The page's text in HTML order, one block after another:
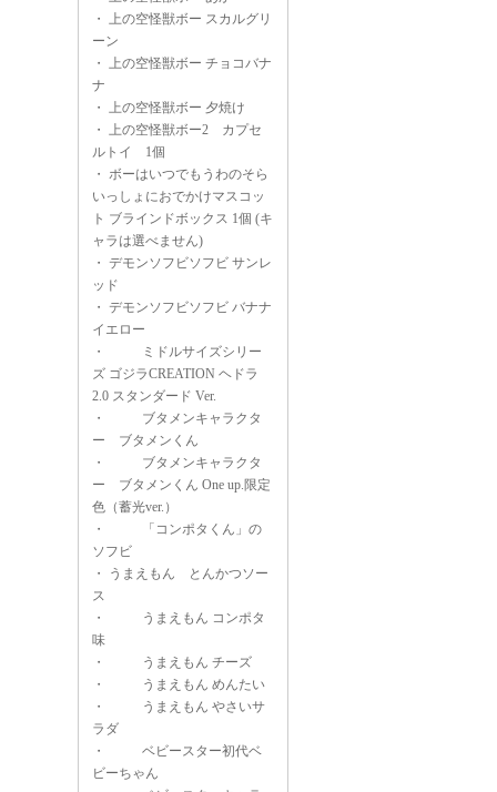
・ 上の空怪獣ボー スカルグリ
ーン
・ 上の空怪獣ボー チョコバナ
ナ
・ 上の空怪獣ボー 夕焼け
・ 上の空怪獣ボー2 カプセ
ルトイ 1個
・ ボーはいつでもうわのそら
いっしょにおでかけマスコッ
ト ブラインドボックス 1個 (キ
ャラは選べません)
・ デモンソフビソフビ サンレ
ッド
・ デモンソフビソフビ バナナ
イエロー
・
ミドルサイズシリー
ズ ゴジラCREATION ヘドラ
2.0 スタンダード Ver.
・
ブタメンキャラクタ
ー ブタメンくん
・
ブタメンキャラクタ
ー ブタメンくん One up.限定
色（蓄光ver.）
・
「コンポタくん」の
ソフビ
・
うまえもん とんかつソー
ス
・
うまえもん コンポタ
味
・
うまえもん チーズ
・
うまえもん めんたい
・
うまえもん やさいサ
ラダ
・
ベビースター初代ベ
ビーちゃん